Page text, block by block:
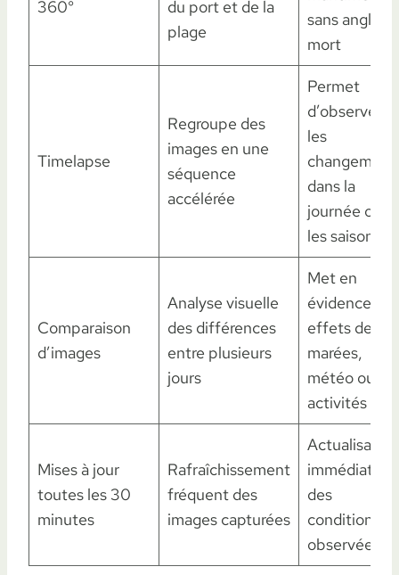
360°
du port et de la
plage
sans angle
mort
Timelapse
Regroupe des
images en une
séquence
accélérée
Permet
d’observer
les
dans la
journée ou
les saisons
Comparaison
d’images
Analyse visuelle
des différences
entre plusieurs
jours
Met en
évidence les
effets des
marées,
météo ou
activités
Mises à jour
toutes les 30
minutes
Rafraîchissement
fréquent des
images capturées
Actualisation
immédiate
des
conditions
observées